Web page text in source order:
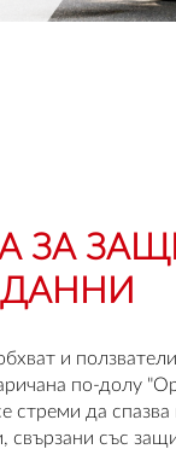
ЗА
и
по-долу
стреми да
свързани със